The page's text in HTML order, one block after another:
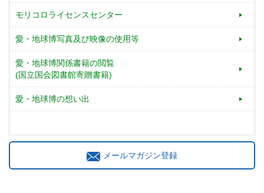
モリコロライセンスセンター
愛・地球博写真及び映像の使用等
愛・地球博関係書籍の閲覧
(国立国会図書館寄贈書籍)
愛・地球博の想い出
メールマガジン登録